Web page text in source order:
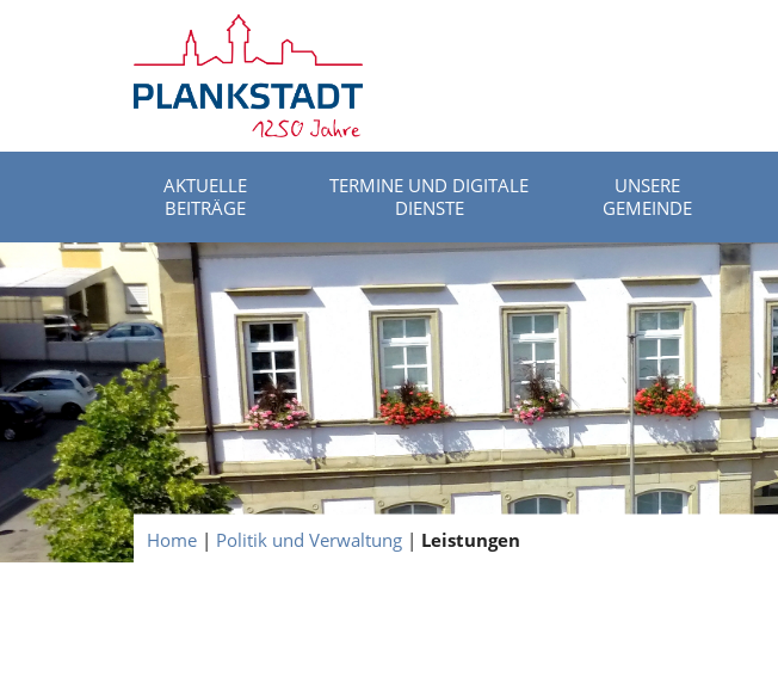
AKTUELLE
BEITRÄGE
TERMINE UND DIGITALE
DIENSTE
UNSERE
GEMEINDE
Home | Politik und Verwaltung | Leistungen